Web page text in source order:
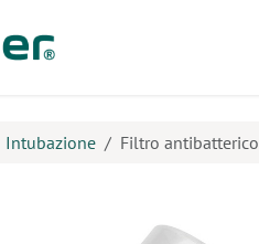
Intubazione Filtro antibatterico